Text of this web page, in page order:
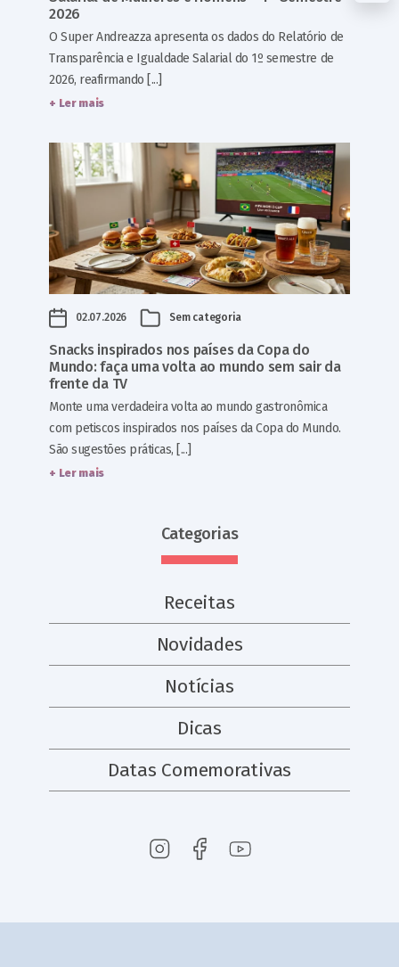
2026
O Super Andreazza apresenta os dados do Relatório de
Transparência e Igualdade Salarial do 1º semestre de
2026, reafirmando [...]
+ Ler mais
02.07.2026 Sem categoria
Snacks inspirados nos países da Copa do
Mundo: faça uma volta ao mundo sem sair da
frente da TV
Monte uma verdadeira volta ao mundo gastronômica
com petiscos inspirados nos países da Copa do Mundo.
São sugestões práticas, [...]
+ Ler mais
Categorias
Receitas
Novidades
Notícias
Dicas
Datas Comemorativas